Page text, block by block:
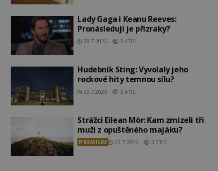
Lady Gaga i Keanu Reeves:
Pronásledují je přízraky?
28.7.2026 3.4TIS
Hudebník Sting: Vyvolaly jeho
rockové hity temnou sílu?
23.7.2026 3.4TIS
Strážci Eilean Mòr: Kam zmizeli tři
muži z opuštěného majáku?
PREMIUM 22.7.2026 3.0TIS